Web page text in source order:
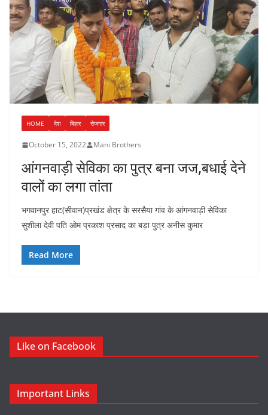
HOME देश बिहार रोजगार
October 15, 2022 Mani Brothers
आंगनवाड़ी सेविका का पुत्र बना जज,बधाई देने
वालों का लगा तांता
भगवानपुर हाट(सीवान)प्रखंड क्षेत्र के सरसैया गांव के आंगनवाड़ी सेविका
सुशीला देवी पति ओम प्रकाश प्रसाद का बड़ा पुत्र अनीस कुमार
Read More
Like on Facebook
Important Links